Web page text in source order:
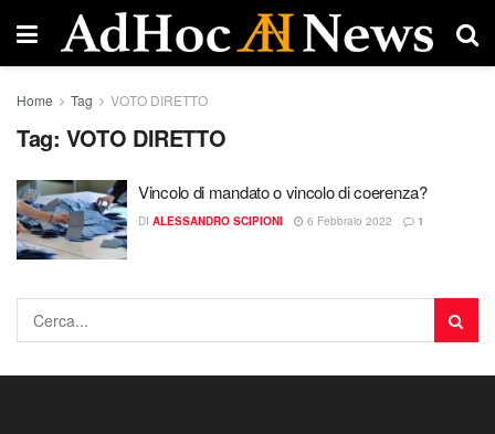
Home Tag VOTO DIRETTO
Tag: VOTO DIRETTO
Vincolo di mandato o vincolo di coerenza?
DI ALESSANDRO SCIPIONI 6 Febbraio 2022 1